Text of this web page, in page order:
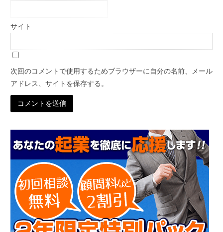
サイト
次回のコメントで使用するためブラウザーに自分の名前、メール
アドレス、サイトを保存する。